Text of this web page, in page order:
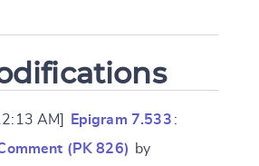
AM] Epigram 7.533 :
(PK 826)
by